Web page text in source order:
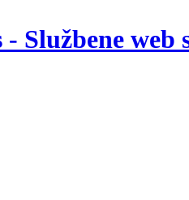
Službene web